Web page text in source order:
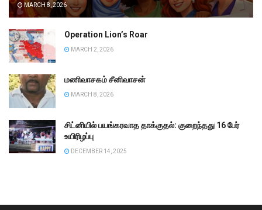
MARCH 8, 2026
Operation Lion’s Roar
MARCH 2, 2026
மணிவாசகம் சீனிவாசன்
MARCH 8, 2026
சிட்னியில் பயங்கரவாத தாக்குதல்: குறைந்தது 16 பேர்
உயிரிழப்பு
DECEMBER 14, 2025